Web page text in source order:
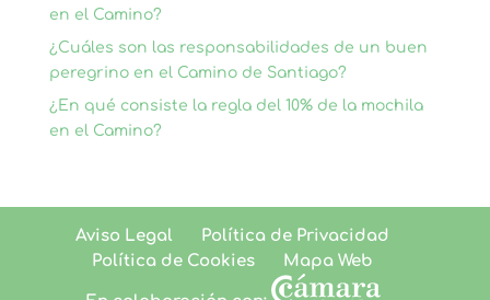
en el Camino?
¿Cuáles son las responsabilidades de un buen
peregrino en el Camino de Santiago?
¿En qué consiste la regla del 10% de la mochila
en el Camino?
Aviso Legal
Política de Privacidad
Política de Cookies
Mapa Web